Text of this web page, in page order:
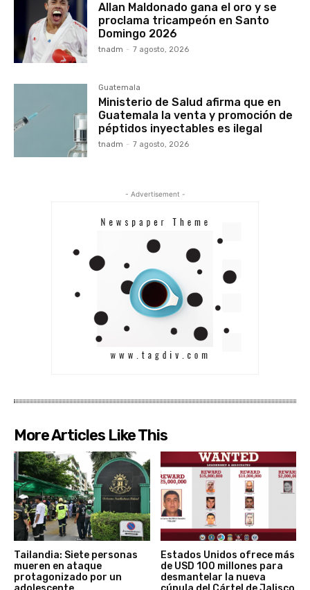
Allan Maldonado gana el oro y se
proclama tricampeón en Santo
Domingo 2026
tnadm - 7 agosto, 2026
Guatemala
Ministerio de Salud afirma que en
Guatemala la venta y promoción de
péptidos inyectables es ilegal
tnadm - 7 agosto, 2026
- Advertisement -
More Articles Like This
Tailandia: Siete personas
mueren en ataque
protagonizado por un
Estados Unidos ofrece más
de USD 100 millones para
desmantelar la nueva